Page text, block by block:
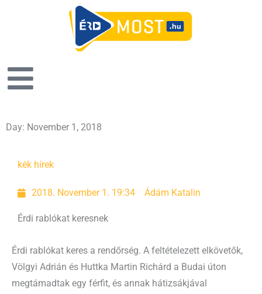
Day: November 1, 2018
kék hírek
2018. November 1. 19:34 Ádám Katalin
Érdi rablókat keresnek
Érdi rablókat keres a rendőrség. A feltételezett elkövetők,
Völgyi Adrián és Huttka Martin Richárd a Budai úton
megtámadtak egy férfit, és annak hátizsákjával